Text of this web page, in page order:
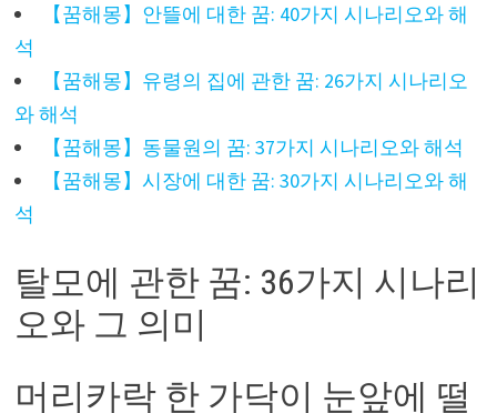
【꿈해몽】안뜰에 대한 꿈: 40가지 시나리오와 해
석
【꿈해몽】유령의 집에 관한 꿈: 26가지 시나리오
와 해석
【꿈해몽】동물원의 꿈: 37가지 시나리오와 해석
【꿈해몽】시장에 대한 꿈: 30가지 시나리오와 해
석
탈모에 관한 꿈: 36가지 시나리
오와 그 의미
머리카락 한 가닥이 눈앞에 떨